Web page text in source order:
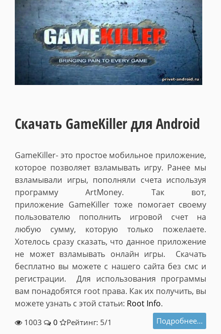
Скачать GameKiller для Android
GameKiller- это простое мобильное приложение,
которое позволяет взламывать игру. Ранее мы
взламывали игры, пополняли счета используя
программуArtMoney. Так вот,
приложение GameKiller тоже помогает своему
пользователю пополнить игровой счет на
любую сумму, которую только пожелаете.
Хотелось сразу сказать, что данное приложение
не может взламывать онлайн игры. Скачать
бесплатно вы можете с нашего сайта без смс и
регистрации. Для использования программы
вам понадобятся root права. Как их получить, вы
можете узнать с этой статьи: Root Info.
1003 0 Рейтинг: 5/1 Подробнее...